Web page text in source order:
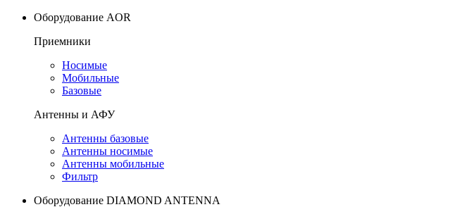
Оборудование AOR
Приемники
Носимые
Мобильные
Базовые
Антенны и АФУ
Антенны базовые
Антенны носимые
Антенны мобильные
Фильтр
Оборудование DIAMOND ANTENNA